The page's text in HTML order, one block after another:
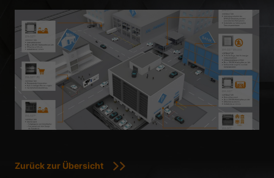
Zurück zur Übersicht